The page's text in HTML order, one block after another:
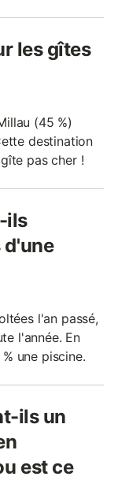
les gîtes
(45 %)
destination
pas cher !
ils
d'une
l'an passé,
l'année. En
une piscine.
ils un
est ce